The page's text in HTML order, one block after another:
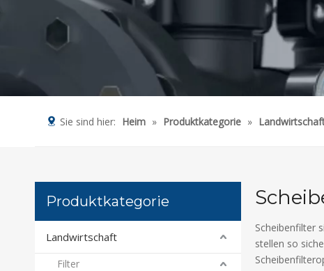
Sie sind hier: Heim » Produktkategorie »
Produktkategorie
Landwirtschaft
Filter
Scheibenfilter
stellen so